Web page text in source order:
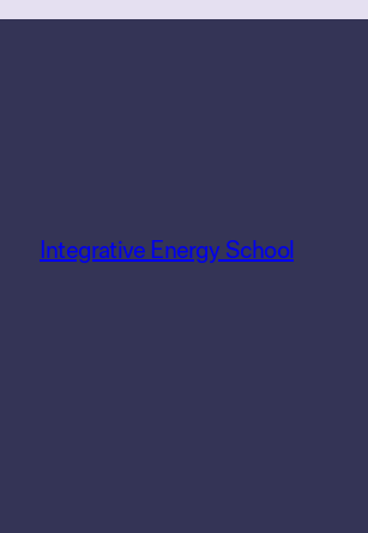
Integrative Energy School